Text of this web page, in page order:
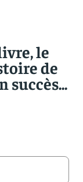
le
de
succès...